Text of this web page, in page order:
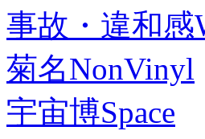
事故・違和感
菊名NonVinyl
宇宙博Space